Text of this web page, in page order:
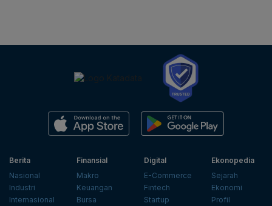
Berita
Nasional
Industri
Internasional
Finansial
Makro
Keuangan
Bursa
Digital
E-Commerce
Fintech
Startup
Ekonopedia
Sejarah
Ekonomi
Profil